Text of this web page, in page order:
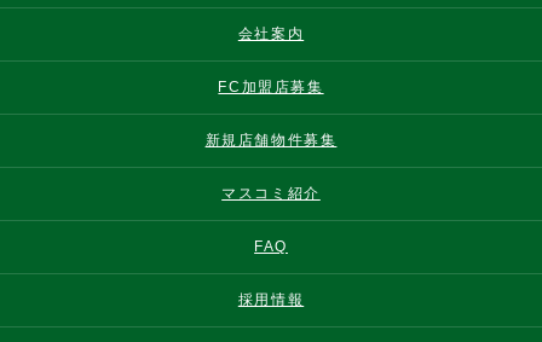
会社案内
FC加盟店募集
新規店舗物件募集
マスコミ紹介
FAQ
採用情報